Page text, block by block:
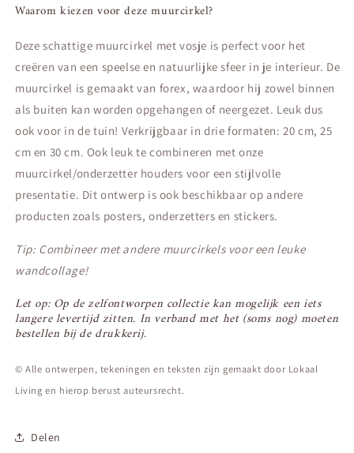
Waarom kiezen voor deze muurcirkel?
Deze schattige muurcirkel met vosje is perfect voor het
creëren van een speelse en natuurlijke sfeer in je interieur. De
muurcirkel is gemaakt van forex, waardoor hij zowel binnen
als buiten kan worden opgehangen of neergezet. Leuk dus
ook voor in de tuin! Verkrijgbaar in drie formaten: 20 cm, 25
cm en 30 cm. Ook leuk te combineren met onze
muurcirkel/onderzetter houders voor een stijlvolle
presentatie. Dit ontwerp is ook beschikbaar op andere
producten zoals posters, onderzetters en stickers.
Tip: Combineer met andere muurcirkels voor een leuke
wandcollage!
Let op: Op de zelfontworpen collectie kan mogelijk een iets
langere levertijd zitten. In verband met het (soms nog) moeten
bestellen bij de drukkerij.
© Alle ontwerpen, tekeningen en teksten zijn gemaakt door Lokaal
Living en hierop berust auteursrecht.
Delen